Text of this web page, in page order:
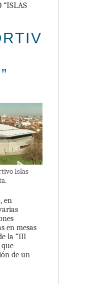
“ISLAS
Islas
en
en mesas
la “III
que
de un